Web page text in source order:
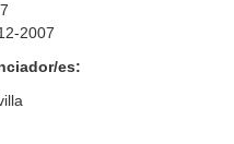
2007
es: